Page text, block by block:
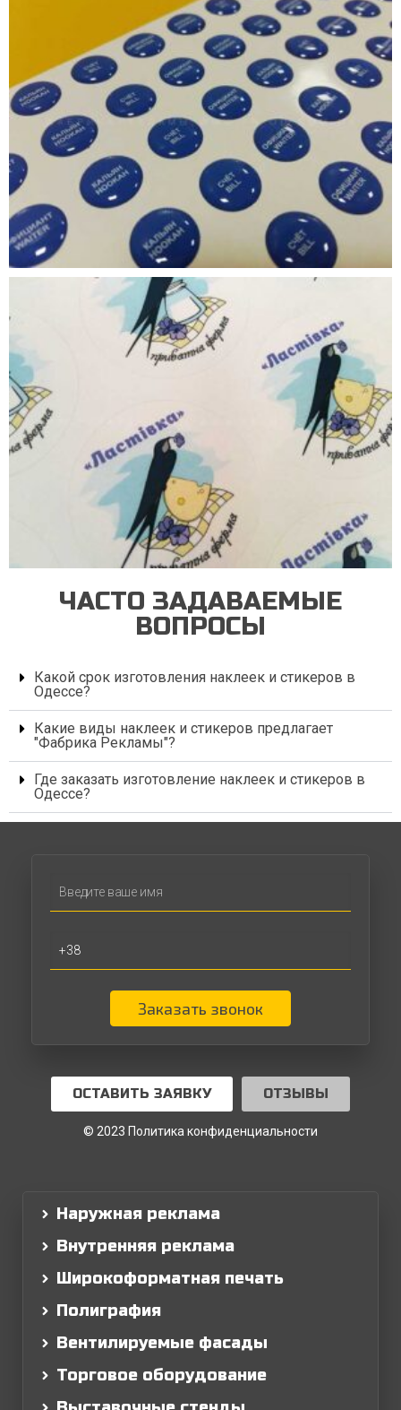
ЧАСТО ЗАДАВАЕМЫЕ
ВОПРОСЫ
Какой срок изготовления наклеек и стикеров в
Одессе?
Какие виды наклеек и стикеров предлагает
"Фабрика Рекламы"?
Где заказать изготовление наклеек и стикеров в
Одессе?
Заказать звонок
ОСТАВИТЬ ЗАЯВКУ ОТЗЫВЫ
© 2023 Политика конфиденциальности
Наружная реклама
Внутренняя реклама
Широкоформатная печать
Полиграфия
Вентилируемые фасады
Торговое оборудование